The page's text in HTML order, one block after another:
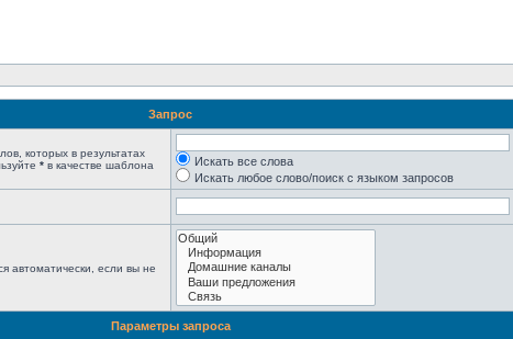
Запрос
которых в результатах
* в качестве шаблона
Искать все слова
Искать любое слово/поиск с языком запросов
автоматически, если вы не
Параметры запроса